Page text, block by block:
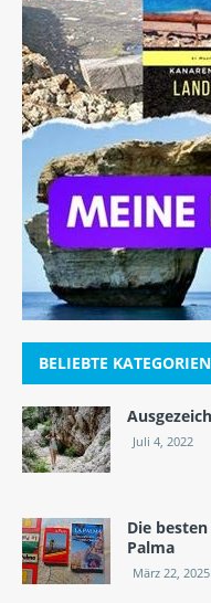
BELIEBTE KATEGORIEN
Juli 4, 2022
Die
Palma
März 22, 2025